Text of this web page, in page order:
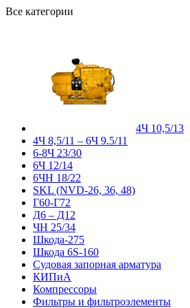
Все категории
4Ч 10,5/13
4Ч 8,5/11 – 6Ч 9.5/11
6-8Ч 23/30
6Ч 12/14
6ЧН 18/22
SKL (NVD-26, 36, 48)
Г60-Г72
Д6 – Д12
ЧН 25/34
Шкода-275
Шкода 6S-160
Судовая запорная арматура
КИПиА
Компрессоры
Фильтры и фильтроэлементы